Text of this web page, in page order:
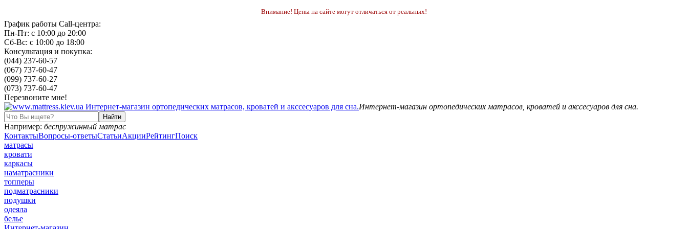
Внимание! Цены на сайте могут отличаться от реальных!
График работы Call-центра:
Пн-Пт: с 10:00 до 20:00
Сб-Вс: с 10:00 до 18:00
Консультация и покупка:
(044) 237-60-57
(067) 737-60-47
(099) 737-60-27
(073) 737-60-47
Перезвоните мне!
Интернет-магазин ортопедических матрасов, кроватей и акссесуаров для сна.
Например: беспружинный матрас
КонтактыВопросы-ответыСтатьиАкцииРейтингПоиск
матрасы
кровати
каркасы
наматрасники
топперы
подматрасники
подушки
одеяла
белье